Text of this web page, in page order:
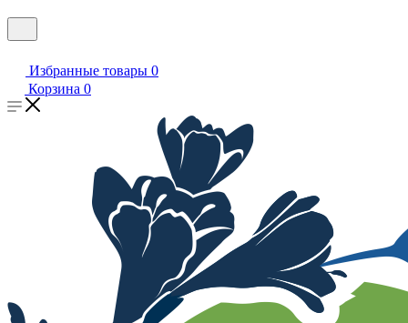
Избранные товары 0
Корзина 0